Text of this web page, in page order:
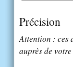
Précision
Attention : ces
auprès de